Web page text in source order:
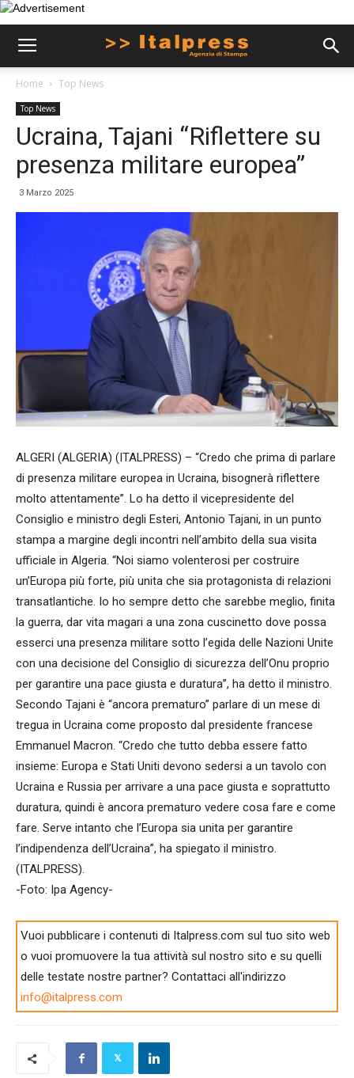
Home Top News
Top News
Ucraina, Tajani “Riflettere su
presenza militare europea”
3 Marzo 2025
ALGERI (ALGERIA) (ITALPRESS) – “Credo che prima di parlare
di presenza militare europea in Ucraina, bisognerà riflettere
molto attentamente”. Lo ha detto il vicepresidente del
Consiglio e ministro degli Esteri, Antonio Tajani, in un punto
stampa a margine degli incontri nell’ambito della sua visita
ufficiale in Algeria. “Noi siamo volenterosi per costruire
un’Europa più forte, più unita che sia protagonista di relazioni
transatlantiche. Io ho sempre detto che sarebbe meglio, finita
la guerra, dar vita magari a una zona cuscinetto dove possa
esserci una presenza militare sotto l’egida delle Nazioni Unite
con una decisione del Consiglio di sicurezza dell’Onu proprio
per garantire una pace giusta e duratura”, ha detto il ministro.
Secondo Tajani è “ancora prematuro” parlare di un mese di
tregua in Ucraina come proposto dal presidente francese
Emmanuel Macron. “Credo che tutto debba essere fatto
insieme: Europa e Stati Uniti devono sedersi a un tavolo con
Ucraina e Russia per arrivare a una pace giusta e soprattutto
duratura, quindi è ancora prematuro vedere cosa fare e come
fare. Serve intanto che l’Europa sia unita per garantire
l’indipendenza dell’Ucraina”, ha spiegato il ministro.
(ITALPRESS).
-Foto: Ipa Agency-
Vuoi pubblicare i contenuti di Italpress.com sul tuo sito web
o vuoi promuovere la tua attività sul nostro sito e su quelli
delle testate nostre partner? Contattaci all'indirizzo
info@italpress.com